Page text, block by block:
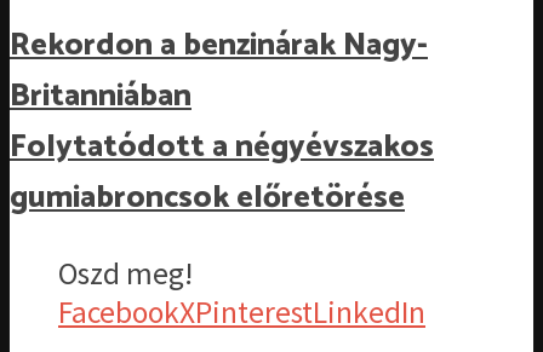
Rekordon a benzinárak Nagy-
Britanniában
Folytatódott a négyévszakos
gumiabroncsok előretörése
Oszd meg!
FacebookXPinterestLinkedIn